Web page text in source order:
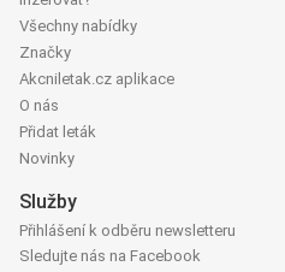
Všechny nabídky
Značky
Akcniletak.cz aplikace
O nás
Přidat leták
Novinky
Služby
Přihlášení k odběru newsletteru
Sledujte nás na Facebook